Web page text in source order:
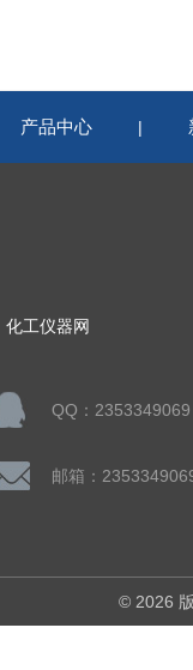
产品中心 |
化工仪器网
QQ：2353349069
邮箱：
© 2026